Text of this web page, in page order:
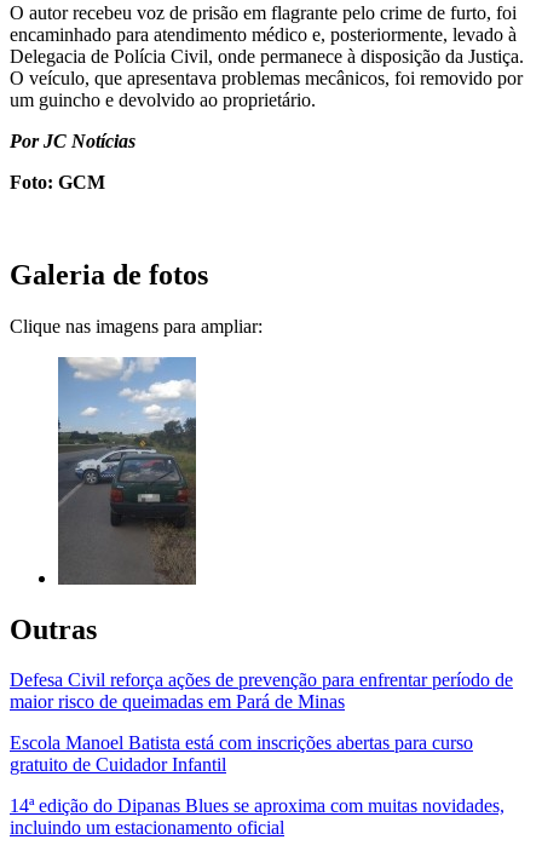
O autor recebeu voz de prisão em flagrante pelo crime de furto, foi
encaminhado para atendimento médico e, posteriormente, levado à
Delegacia de Polícia Civil, onde permanece à disposição da Justiça.
O veículo, que apresentava problemas mecânicos, foi removido por
um guincho e devolvido ao proprietário.
Por JC Notícias
Foto: GCM
Galeria de fotos
Clique nas imagens para ampliar:
Outras
Defesa Civil reforça ações de prevenção para enfrentar período de
maior risco de queimadas em Pará de Minas
Escola Manoel Batista está com inscrições abertas para curso
gratuito de Cuidador Infantil
14ª edição do Dipanas Blues se aproxima com muitas novidades,
incluindo um estacionamento oficial